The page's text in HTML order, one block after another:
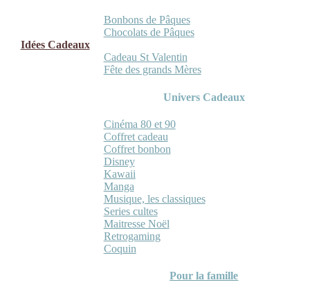
Bonbons de Pâques
Chocolats de Pâques
Idées Cadeaux
Cadeau St Valentin
Fête des grands Mères
Univers Cadeaux
Cinéma 80 et 90
Coffret cadeau
Coffret bonbon
Disney
Kawaii
Manga
Musique, les classiques
Series cultes
Maitresse Noël
Retrogaming
Coquin
Pour la famille